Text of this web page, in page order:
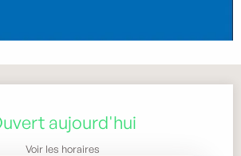
aujourd'hui
Voir les horaires